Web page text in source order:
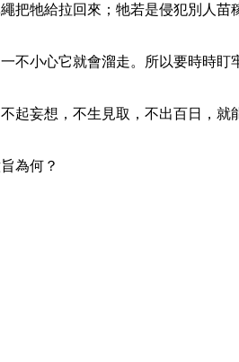
把牠給拉回來；牠若是侵犯別人苗
不小心它就會溜走。所以要時時盯
起妄想，不生見取，不出百日，就
為何？